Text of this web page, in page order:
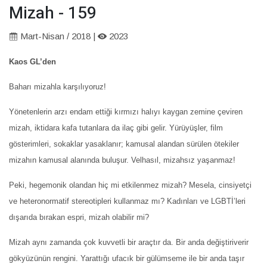
Mizah - 159
Mart-Nisan / 2018 | 2023
Kaos GL’den
Baharı mizahla karşılıyoruz!
Yönetenlerin arzı endam ettiği kırmızı halıyı kaygan zemine çeviren
mizah, iktidara kafa tutanlara da ilaç gibi gelir. Yürüyüşler, film
gösterimleri, sokaklar yasaklanır; kamusal alandan sürülen ötekiler
mizahın kamusal alanında buluşur. Velhasıl, mizahsız yaşanmaz!
Peki, hegemonik olandan hiç mi etkilenmez mizah? Mesela, cinsiyetçi
ve heteronormatif stereotipleri kullanmaz mı? Kadınları ve LGBTİ’leri
dışarıda bırakan espri, mizah olabilir mi?
Mizah aynı zamanda çok kuvvetli bir araçtır da. Bir anda değiştiriverir
gökyüzünün rengini. Yarattığı ufacık bir gülümseme ile bir anda taşır